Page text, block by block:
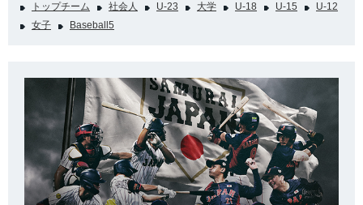
トップチーム 社会人 U-23 大学 U-18 U-15
U-12
女子
Baseball5